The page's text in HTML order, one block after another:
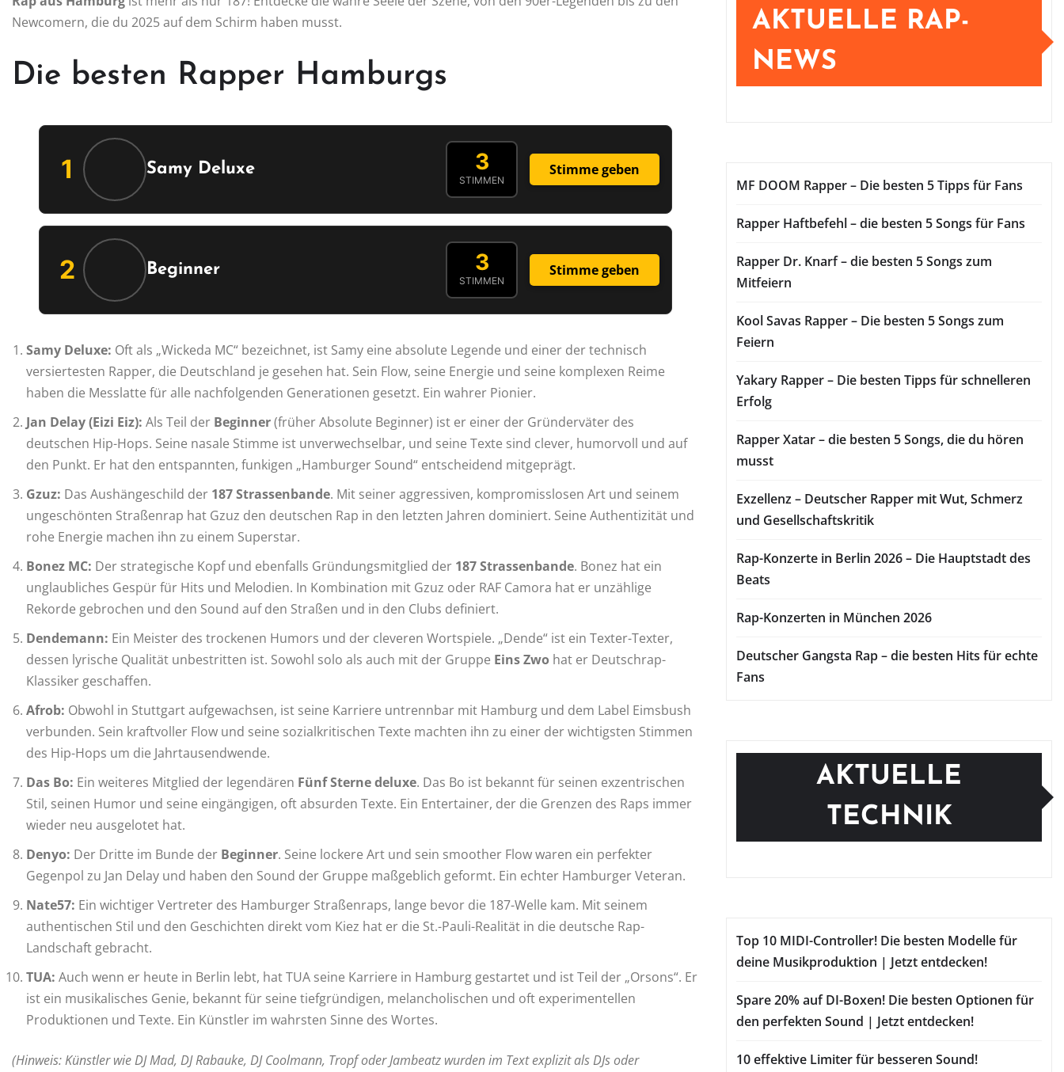
Newcomern, die du 2025 auf dem Schirm haben musst.
Die besten Rapper Hamburgs
1 Samy Deluxe 3
STIMMEN
Stimme geben
2 Beginner 3
STIMMEN
Stimme geben
Samy Deluxe: Oft als „Wickeda MC“ bezeichnet, ist Samy eine absolute Legende und einer der technisch
versiertesten Rapper, die Deutschland je gesehen hat. Sein Flow, seine Energie und seine komplexen Reime
haben die Messlatte für alle nachfolgenden Generationen gesetzt. Ein wahrer Pionier.
Jan Delay (Eizi Eiz): Als Teil der Beginner(früher Absolute Beginner) ist er einer der Gründerväter des
deutschen Hip-Hops. Seine nasale Stimme ist unverwechselbar, und seine Texte sind clever, humorvoll und auf
den Punkt. Er hat den entspannten, funkigen „Hamburger Sound“ entscheidend mitgeprägt.
Gzuz: Das Aushängeschild der 187 Strassenbande. Mit seiner aggressiven, kompromisslosen Art und seinem
ungeschönten Straßenrap hat Gzuz den deutschen Rap in den letzten Jahren dominiert. Seine Authentizität und
rohe Energie machen ihn zu einem Superstar.
Bonez MC: Der strategische Kopf und ebenfalls Gründungsmitglied der 187 Strassenbande. Bonez hat ein
unglaubliches Gespür für Hits und Melodien. In Kombination mit Gzuz oder RAF Camora hat er unzählige
Rekorde gebrochen und den Sound auf den Straßen und in den Clubs definiert.
Dendemann: Ein Meister des trockenen Humors und der cleveren Wortspiele. „Dende“ ist ein Texter-Texter,
dessen lyrische Qualität unbestritten ist. Sowohl solo als auch mit der Gruppe Eins Zwo hat er Deutschrap-
Klassiker geschaffen.
Afrob: Obwohl in Stuttgart aufgewachsen, ist seine Karriere untrennbar mit Hamburg und dem Label Eimsbush
verbunden. Sein kraftvoller Flow und seine sozialkritischen Texte machten ihn zu einer der wichtigsten Stimmen
des Hip-Hops um die Jahrtausendwende.
Das Bo: Ein weiteres Mitglied der legendären Fünf Sterne deluxe. Das Bo ist bekannt für seinen exzentrischen
Stil, seinen Humor und seine eingängigen, oft absurden Texte. Ein Entertainer, der die Grenzen des Raps immer
wieder neu ausgelotet hat.
Denyo: Der Dritte im Bunde der Beginner. Seine lockere Art und sein smoother Flow waren ein perfekter
Gegenpol zu Jan Delay und haben den Sound der Gruppe maßgeblich geformt. Ein echter Hamburger Veteran.
Nate57: Ein wichtiger Vertreter des Hamburger Straßenraps, lange bevor die 187-Welle kam. Mit seinem
authentischen Stil und den Geschichten direkt vom Kiez hat er die St.-Pauli-Realität in die deutsche Rap-
Landschaft gebracht.
TUA: Auch wenn er heute in Berlin lebt, hat TUA seine Karriere in Hamburg gestartet und ist Teil der „Orsons“. Er
ist ein musikalisches Genie, bekannt für seine tiefgründigen, melancholischen und oft experimentellen
Produktionen und Texte. Ein Künstler im wahrsten Sinne des Wortes.
(Hinweis: Künstler wie DJ Mad, DJ Rabauke, DJ Coolmann, Tropf oder Jambeatz wurden im Text explizit als DJs oder
AKTUELLE RAP-
NEWS
MF DOOM Rapper – Die besten 5 Tipps für Fans
Rapper Haftbefehl – die besten 5 Songs für Fans
Rapper Dr. Knarf – die besten 5 Songs zum
Mitfeiern
Kool Savas Rapper – Die besten 5 Songs zum
Feiern
Yakary Rapper – Die besten Tipps für schnelleren
Erfolg
Rapper Xatar – die besten 5 Songs, die du hören
musst
Exzellenz – Deutscher Rapper mit Wut, Schmerz
und Gesellschaftskritik
Rap-Konzerte in Berlin 2026 – Die Hauptstadt des
Beats
Rap-Konzerten in München 2026
Deutscher Gangsta Rap – die besten Hits für echte
Fans
AKTUELLE
TECHNIK
Top 10 MIDI-Controller! Die besten Modelle für
deine Musikproduktion | Jetzt entdecken!
Spare 20% auf DI-Boxen! Die besten Optionen für
den perfekten Sound | Jetzt entdecken!
10 effektive Limiter für besseren Sound!